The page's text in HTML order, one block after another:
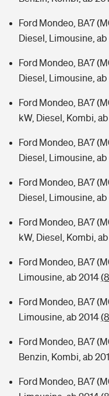
Ford Mondeo, BA7
Diesel, Limousine, ab
Ford Mondeo, BA7
Diesel, Limousine, ab
Ford Mondeo, BA7
kW, Diesel, Kombi,
Ford Mondeo, BA7
Diesel, Limousine, ab
Ford Mondeo, BA7
Diesel, Limousine, ab
Ford Mondeo, BA7
kW, Diesel, Kombi,
Ford Mondeo, BA7
Limousine, ab 2014
Ford Mondeo, BA7
Limousine, ab 2014
Ford Mondeo, BA7
Benzin, Kombi, ab
Ford Mondeo, BA7